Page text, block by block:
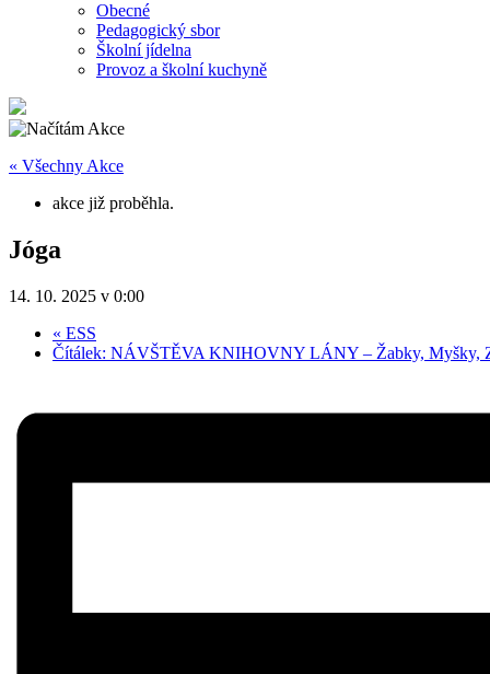
Obecné
Pedagogický sbor
Školní jídelna
Provoz a školní kuchyně
« Všechny Akce
akce již proběhla.
Jóga
14. 10. 2025 v 0:00
« ESS
Čítálek: NÁVŠTĚVA KNIHOVNY LÁNY – Žabky, Myšky,